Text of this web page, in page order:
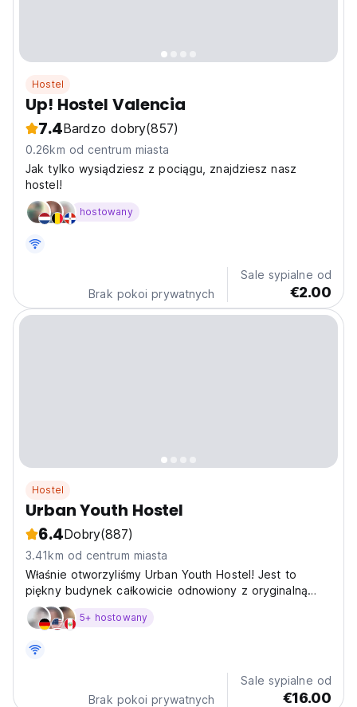
Hostel
Up! Hostel Valencia
7.4Bardzo dobry(857)
0.26km od centrum miasta
Jak tylko wysiądziesz z pociągu, znajdziesz nasz
hostel!
hostowany
Brak pokoi prywatnych
Sale sypialne od
€2.00
Hostel
Urban Youth Hostel
6.4Dobry(887)
3.41km od centrum miasta
Właśnie otworzyliśmy Urban Youth Hostel! Jest to
piękny budynek całkowicie odnowiony z oryginalną
zielenią
5+ hostowany
Brak pokoi prywatnych
Sale sypialne od
€16.00